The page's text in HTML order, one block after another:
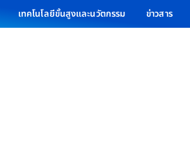
เทคโนโลยีขั้นสูงและนวัตกรรม ข่าวสาร